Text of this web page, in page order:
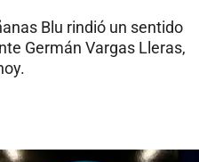
Blu rindió un sentido
Germán Vargas Lleras,